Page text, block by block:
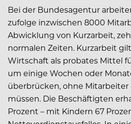
Bei der Bundesagentur
zufolge inzwischen 8000
Abwicklung von Kurzarbeit,
normalen Zeiten. Kurzarbeit
Wirtschaft als probates Mittel
um einige Wochen oder
überbrücken, ohne Mitarbeiter
müssen. Die Beschäftigten
Prozent – mit Kindern 67